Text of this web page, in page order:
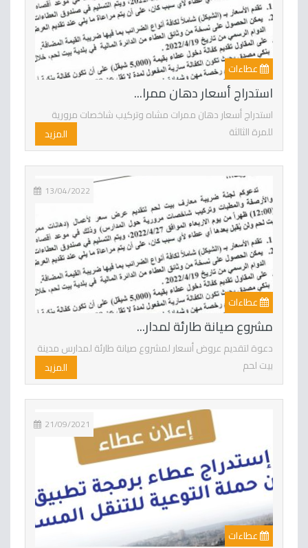
عطاءات
استدراج أسعار دهان ممرا...
استدراج أسعار دهان ممرات مشاه وتركيب شاخصات مرورية
للمرة الثالثة
المزيد
عطاءات
مشروع صيانة طارئة لمدار...
13/04/2022
دعوة لتقديم عروض أسعار لمشروع صيانة طارئة لمدارس مدينة
بيت لحم
المزيد
عطاءات
21/09/2021